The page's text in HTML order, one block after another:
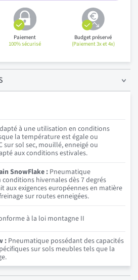
Paiement
100% sécurisé
Budget préservé
(Paiement 3x et 4x)
à une utilisation en conditions
la température est égale ou
sur sol sec, mouillé, enneigé ou
aux conditions estivales.
SnowFlake : Pneumatique
hivernales dès 7 degrés
aux exigences européennes en matière
sur routes enneigées.
à la loi montagne II
: Pneumatique possédant des capacités
sur sols meubles tels que la